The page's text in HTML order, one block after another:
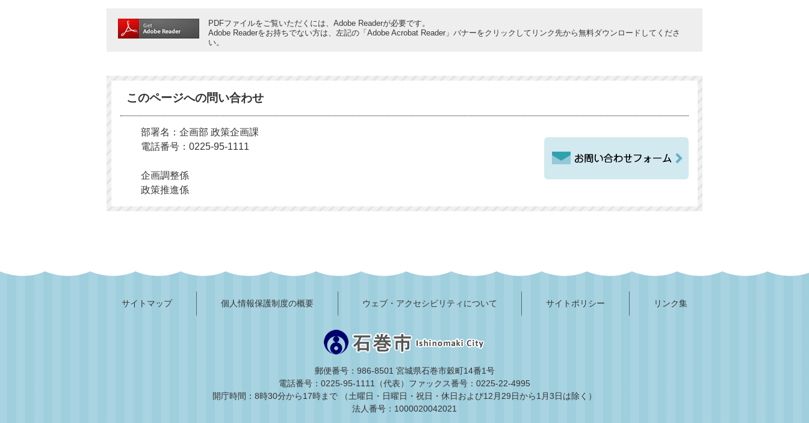
PDFファイルをご覧いただくには、Adobe Readerが必要です。
Adobe Readerをお持ちでない方は、左記の「Adobe Acrobat Reader」バナーをクリックしてリンク先から無料ダウンロードしてくださ
い。
このページへの問い合わせ
部署名：企画部 政策企画課
電話番号：0225-95-1111
企画調整係
政策推進係
サイトマップ 個人情報保護制度の概要 ウェブ・アクセシビリティについて サイトポリシー リンク集
郵便番号：986-8501 宮城県石巻市穀町14番1号
電話番号：0225-95-1111（代表） ファックス番号：0225-22-4995
開庁時間：8時30分から17時まで （土曜日・日曜日・祝日・休日および12月29日から1月3日は除く）
法人番号：1000020042021